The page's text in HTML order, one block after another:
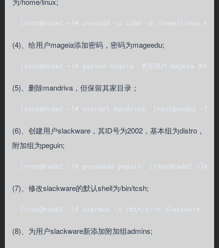
[root@node2 ~]# useradd -u 1100 -d /home/linux
(4)、给用户mageia添加密码，密码为mageedu;
[root@node2 ~]# passwd mageia  更改用户 mageia 的密码
(5)、删除mandriva，但保留其家目录；
[root@node2 ~]# userdel mandriva  [root@node2
(6)、创建用户slackware，其ID号为2002，基本组为distro，
附加组为peguin;
[root@node2 ~]# groupadd peguin  [root@node2 ~]#
(7)、修改slackware的默认shell为/bin/tcsh;
[root@node2 ~]# usermod -s /bin/tcsh slackware
(8)、为用户slackware新添加附加组admins;